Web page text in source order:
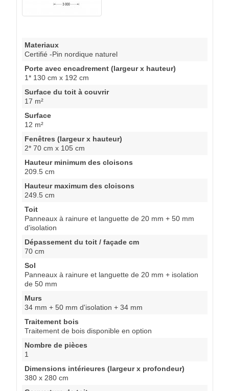
Materiaux
Certifié -Pin nordique naturel
Porte avec encadrement (largeur x hauteur)
1* 130 cm x 192 cm
Surface du toit à couvrir
17 m²
Surface
12 m²
Fenêtres (largeur x hauteur)
2* 70 cm x 105 cm
Hauteur minimum des cloisons
209.5 cm
Hauteur maximum des cloisons
249.5 cm
Toit
Panneaux à rainure et languette de 20 mm + 50 mm
d'isolation
Dépassement du toit / façade cm
70 cm
Sol
Panneaux à rainure et languette de 20 mm + isolation
de 50 mm
Murs
34 mm + 50 mm d'isolation + 34 mm
Traitement bois
Traitement de bois disponible en option
Nombre de pièces
1
Dimensions intérieures (largeur x profondeur)
380 x 280 cm